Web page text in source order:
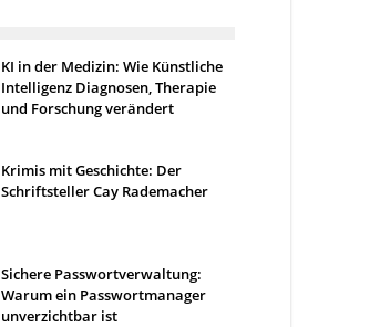
KI in der Medizin: Wie Künstliche
Intelligenz Diagnosen, Therapie
und Forschung verändert
Krimis mit Geschichte: Der
Schriftsteller Cay Rademacher
Sichere Passwortverwaltung:
Warum ein Passwortmanager
unverzichtbar ist